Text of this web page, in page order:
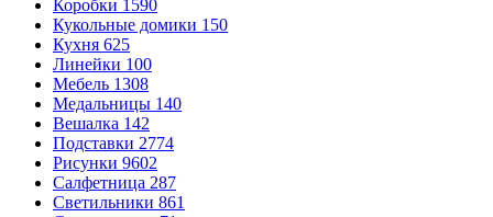
Коробки 1590
Кукольные домики 150
Кухня 625
Линейки 100
Мебель 1308
Медальницы 140
Вешалка 142
Подставки 2774
Рисунки 9602
Салфетница 287
Светильники 861